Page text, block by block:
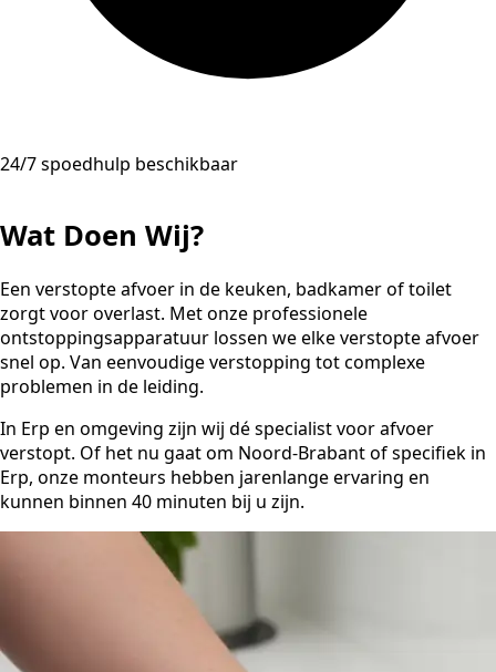
24/7 spoedhulp beschikbaar
Wat Doen Wij?
Een verstopte afvoer in de keuken, badkamer of toilet
zorgt voor overlast. Met onze professionele
ontstoppingsapparatuur lossen we elke verstopte afvoer
snel op. Van eenvoudige verstopping tot complexe
problemen in de leiding.
In Erp en omgeving zijn wij dé specialist voor afvoer
verstopt. Of het nu gaat om Noord-Brabant of specifiek in
Erp, onze monteurs hebben jarenlange ervaring en
kunnen binnen 40 minuten bij u zijn.